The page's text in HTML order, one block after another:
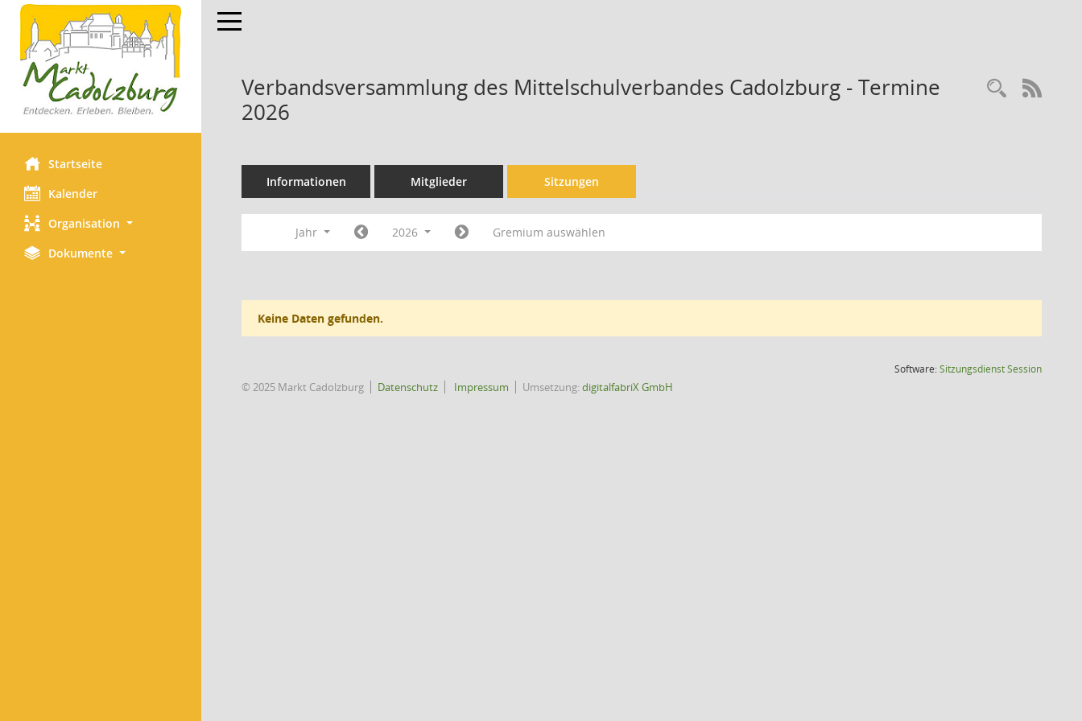
Startseite
Kalender
Organisation
Dokumente
Toggle navigation
Verbandsversammlung des Mittelschulverbandes Cadolzburg - Termine
2026
Informationen Mitglieder Sitzungen
Jahr 2026 Gremium auswählen
Keine Daten gefunden.
Software:SitzungsdienstSession(Wird in
© 2025 Markt Cadolzburg Datenschutz Impressum Umsetzung:digitalfabriX GmbH